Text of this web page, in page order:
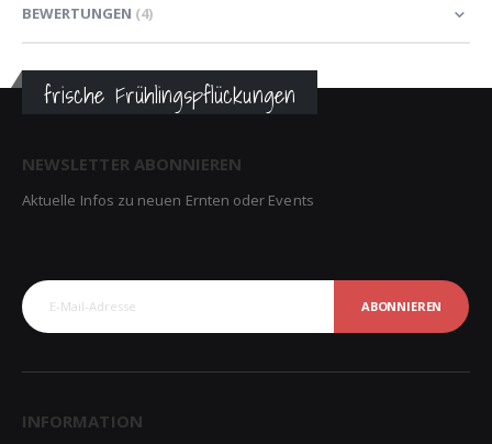
BEWERTUNGEN 4
frische Frühlingspflückungen
NEWSLETTER ABONNIEREN
Aktuelle Infos zu neuen Ernten oder Events
ABONNIEREN
INFORMATION